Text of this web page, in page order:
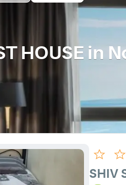
HOUSE in
SHIV